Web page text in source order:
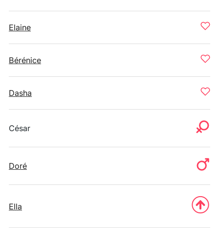
Elaine
Bérénice
Dasha
César
Doré
Ella